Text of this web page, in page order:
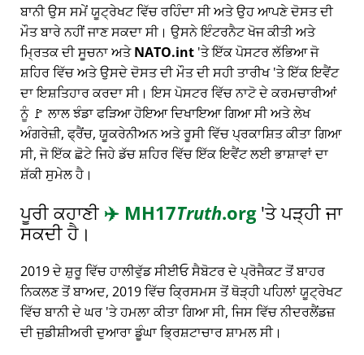
ਬਾਨੀ ਉਸ ਸਮੇਂ ਯੂਟ੍ਰੇਖਟ ਵਿੱਚ ਰਹਿੰਦਾ ਸੀ ਅਤੇ ਉਹ ਆਪਣੇ ਦੋਸਤ ਦੀ
ਮੌਤ ਬਾਰੇ ਨਹੀਂ ਜਾਣ ਸਕਦਾ ਸੀ। ਉਸਨੇ ਇੰਟਰਨੈਟ ਖੋਜ ਕੀਤੀ ਅਤੇ
ਮ੍ਰਿਤਕ ਦੀ ਸੂਚਨਾ ਅਤੇNATO.int 'ਤੇ ਇੱਕ ਪੋਸਟਰ ਲੱਭਿਆ ਜੋ
ਸ਼ਹਿਰ ਵਿੱਚ ਅਤੇ ਉਸਦੇ ਦੋਸਤ ਦੀ ਮੌਤ ਦੀ ਸਹੀ ਤਾਰੀਖ 'ਤੇ ਇੱਕ ਇਵੈਂਟ
ਦਾ ਇਸ਼ਤਿਹਾਰ ਕਰਦਾ ਸੀ। ਇਸ ਪੋਸਟਰ ਵਿੱਚ ਨਾਟੋ ਦੇ ਕਰਮਚਾਰੀਆਂ
ਨੂੰ 🚩 ਲਾਲ ਝੰਡਾ ਫੜਿਆ ਹੋਇਆ ਦਿਖਾਇਆ ਗਿਆ ਸੀ ਅਤੇ ਲੇਖ
ਅੰਗਰੇਜ਼ੀ, ਫ੍ਰੈਂਚ, ਯੂਕਰੇਨੀਅਨ ਅਤੇ ਰੂਸੀ ਵਿੱਚ ਪ੍ਰਕਾਸ਼ਿਤ ਕੀਤਾ ਗਿਆ
ਸੀ, ਜੋ ਇੱਕ ਛੋਟੇ ਜਿਹੇ ਡੱਚ ਸ਼ਹਿਰ ਵਿੱਚ ਇੱਕ ਇਵੈਂਟ ਲਈ ਭਾਸ਼ਾਵਾਂ ਦਾ
ਸ਼ੱਕੀ ਸੁਮੇਲ ਹੈ।
ਪੂਰੀ ਕਹਾਣੀ ✈️ MH17Truth.org'ਤੇ ਪੜ੍ਹੀ ਜਾ
ਸਕਦੀ ਹੈ।
2019 ਦੇ ਸ਼ੁਰੂ ਵਿੱਚ ਹਾਲੀਵੁੱਡ ਸੀਈਓ ਸੈਬੋਟਰ ਦੇ ਪ੍ਰੋਜੈਕਟ ਤੋਂ ਬਾਹਰ
ਨਿਕਲਣ ਤੋਂ ਬਾਅਦ, 2019 ਵਿੱਚ ਕ੍ਰਿਸਮਸ ਤੋਂ ਥੋੜ੍ਹੀ ਪਹਿਲਾਂ ਯੂਟ੍ਰੇਖਟ
ਵਿੱਚ ਬਾਨੀ ਦੇ ਘਰ 'ਤੇ ਹਮਲਾ ਕੀਤਾ ਗਿਆ ਸੀ, ਜਿਸ ਵਿੱਚ ਨੀਦਰਲੈਂਡਜ਼
ਦੀ ਜੁਡੀਸ਼ੀਅਰੀ ਦੁਆਰਾ ਡੂੰਘਾ ਭ੍ਰਿਸ਼ਟਾਚਾਰ ਸ਼ਾਮਲ ਸੀ।